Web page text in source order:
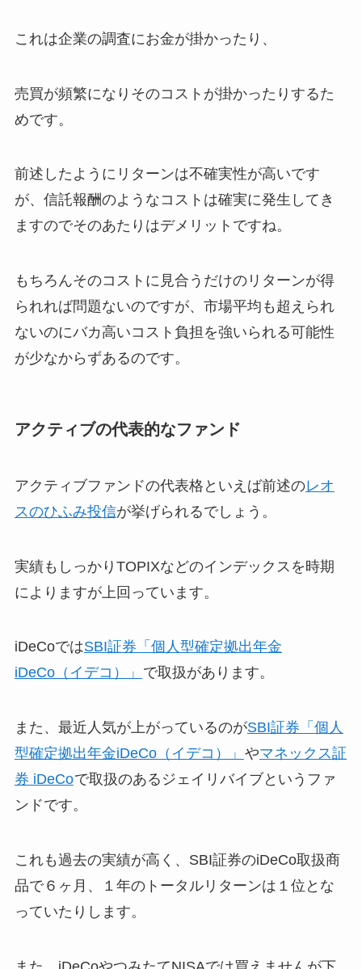
これは企業の調査にお金が掛かったり、
売買が頻繁になりそのコストが掛かったりするた
めです。
前述したようにリターンは不確実性が高いです
が、信託報酬のようなコストは確実に発生してき
ますのでそのあたりはデメリットですね。
もちろんそのコストに見合うだけのリターンが得
られれば問題ないのですが、市場平均も超えられ
ないのにバカ高いコスト負担を強いられる可能性
が少なからずあるのです。
アクティブの代表的なファンド
アクティブファンドの代表格といえば前述のレオ
スのひふみ投信が挙げられるでしょう。
実績もしっかりTOPIXなどのインデックスを時期
によりますが上回っています。
iDeCoではSBI証券「個人型確定拠出年金
iDeCo（イデコ）」 で取扱があります。
また、最近人気が上がっているのがSBI証券「個人
型確定拠出年金iDeCo（イデコ）」 やマネックス証
券 iDeCoで取扱のあるジェイリバイブというファ
ンドです。
これも過去の実績が高く、SBI証券のiDeCo取扱商
品で６ヶ月、１年のトータルリターンは１位とな
っていたりします。